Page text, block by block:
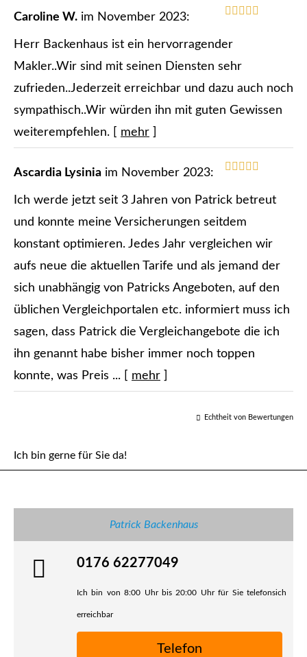
Caroline W. im November 2023:
Herr Backenhaus ist ein hervorragender
Makler..Wir sind mit seinen Diensten sehr
zufrieden..Jederzeit erreichbar und dazu auch noch
sympathisch..Wir würden ihn mit guten Gewissen
weiterempfehlen.
mehr
Ascardia Lysinia im November 2023:
Ich werde jetzt seit 3 Jahren von Patrick betreut
und konnte meine Versicherungen seitdem
konstant optimieren. Jedes Jahr ver­gleichen wir
aufs neue die aktuellen Tarife und als jemand der
sich unabhängig von Patricks Angeboten, auf den
üblichen Vergleichportalen etc. informiert muss ich
sagen, dass Patrick die Vergleichangebote die ich
ihn genannt habe bisher immer noch toppen
konnte, was Preis ...
mehr
Echtheit von Bewertungen
Ich bin gerne für Sie da!
Patrick Backenhaus
0176 62277049
Ich bin von 8:00 Uhr bis 20:00 Uhr für Sie telefonsich
erreichbar
Telefon